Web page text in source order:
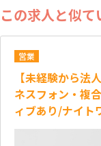
この求人と似
営業
【未経験から法
ネスフォン・複
ィブあり/ナイト